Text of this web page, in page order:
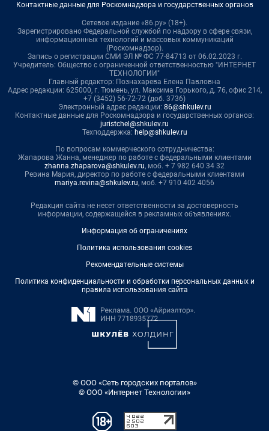
Контактные данные для Роскомнадзора и государственных органов
Сетевое издание «86.ру» (18+).
Зарегистрировано Федеральной службой по надзору в сфере связи,
информационных технологий и массовых коммуникаций
(Роскомнадзор).
Запись о регистрации СМИ ЭЛ № ФС 77-84713 от 06.02.2023 г.
Учредитель: Общество с ограниченной ответственностью "ИНТЕРНЕТ
ТЕХНОЛОГИИ"
Главный редактор: Познахарева Елена Павловна
Адрес редакции: 625000, г. Тюмень, ул. Максима Горького, д. 76, офис 214,
+7 (3452) 56-72-72 (доб. 3736)
Электронный адрес редакции: 86@shkulev.ru
Контактные данные для Роскомнадзора и государственных органов:
juristchel@shkulev.ru
Техподдержка: help@shkulev.ru
По вопросам коммерческого сотрудничества:
Жапарова Жанна, менеджер по работе с федеральными клиентами
zhanna.zhaparova@shkulev.ru, моб. + 7 982 640 34 32
Ревина Мария, директор по работе с федеральными клиентами
mariya.revina@shkulev.ru, моб. +7 910 402 4056
Редакция сайта не несет ответственности за достоверность
информации, содержащейся в рекламных объявлениях.
Информация об ограничениях
Политика использования cookies
Рекомендательные системы
Политика конфиденциальности и обработки персональных данных и
правила использования сайта
© ООО «Сеть городских порталов»
© ООО «Интернет Технологии»